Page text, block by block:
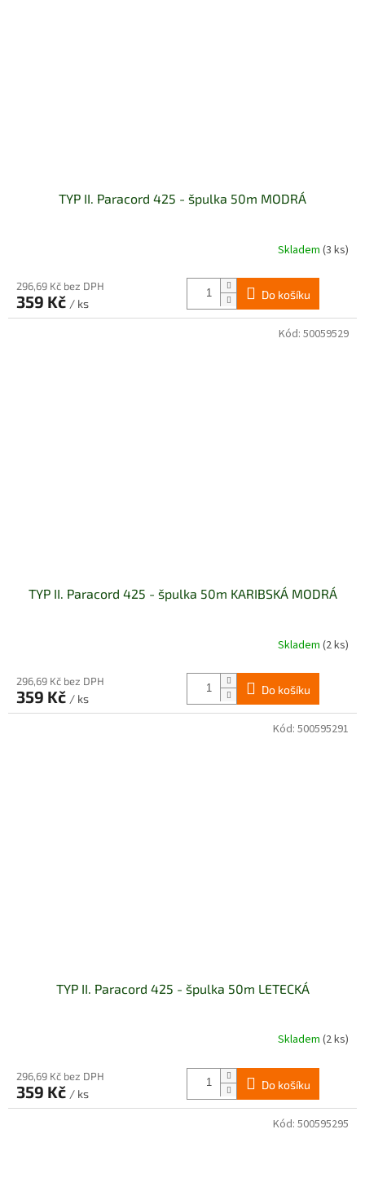
TYP II. Paracord 425 - špulka 50m MODRÁ
produktu
je
5,0
Skladem(3 ks)
296,69 Kč bez DPH
359 Kč / ks
Do košíku
TYP II. Paracord 425 - špulka 50m KARIBSKÁ MODRÁ
Skladem (2 ks)
296,69 Kč bez DPH
359 Kč / ks
Do košíku
Kód: 50059529
TYP II. Paracord 425 - špulka 50m LETECKÁ
Skladem (2 ks)
296,69 Kč bez DPH
359 Kč / ks
Do košíku
Kód: 500595291
Kód: 500595295